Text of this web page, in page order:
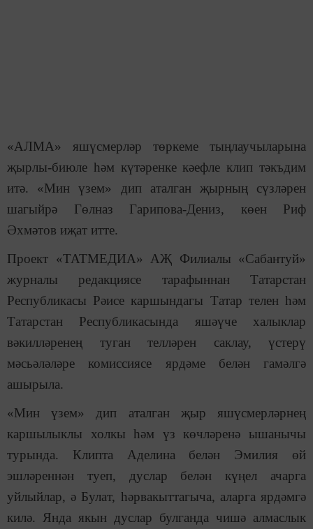
«АЛМА» яшүсмерләр төркеме тыңлаучыларына
җырлы-биюле һәм күтәренке кәефле клип тәкъдим
итә. «Мин үзем» дип аталган җырның сүзләрен
шагыйрә Гөлназ Гарипова-Дениз, көен Риф
Әхмәтов иҗат итте.
Проект «ТАТМЕДИА» АҖ Филиалы «Сабантуй»
журналы редакциясе тарафыннан Татарстан
Республикасы Рәисе каршындагы Татар телен һәм
Татарстан Республикасында яшәүче халыклар
вәкилләренең туган телләрен саклау, үстерү
мәсьәләләре комиссиясе ярдәме белән гамәлгә
ашырыла.
«Мин үзем» дип аталган җыр яшүсмерләрнең
каршылыклы холкы һәм үз көчләренә ышанычы
турында. Клипта Аделина белән Эмилия өй
эшләреннән туеп, дуслар белән күңел ачарга
уйлыйлар, ә Булат, һәрвакыттагыча, аларга ярдәмгә
килә. Янда якын дуслар булганда чишә алмаслык